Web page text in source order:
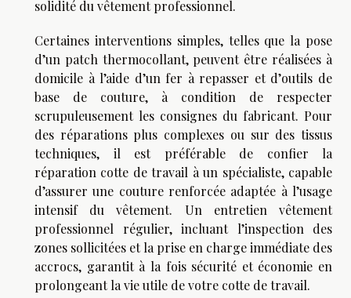
solidité du vêtement professionnel.
Certaines interventions simples, telles que la pose
d’un patch thermocollant, peuvent être réalisées à
domicile à l’aide d’un fer à repasser et d’outils de
base de couture, à condition de respecter
scrupuleusement les consignes du fabricant. Pour
des réparations plus complexes ou sur des tissus
techniques, il est préférable de confier la
réparation cotte de travail à un spécialiste, capable
d’assurer une couture renforcée adaptée à l’usage
intensif du vêtement. Un entretien vêtement
professionnel régulier, incluant l’inspection des
zones sollicitées et la prise en charge immédiate des
accrocs, garantit à la fois sécurité et économie en
prolongeant la vie utile de votre cotte de travail.